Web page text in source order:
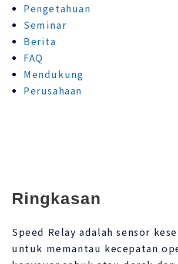
Pengetahuan
Seminar
Berita
FAQ
Mendukung
Perusahaan
Ringkasan
Speed ​​Relay adalah sensor
untuk memantau kecepatan